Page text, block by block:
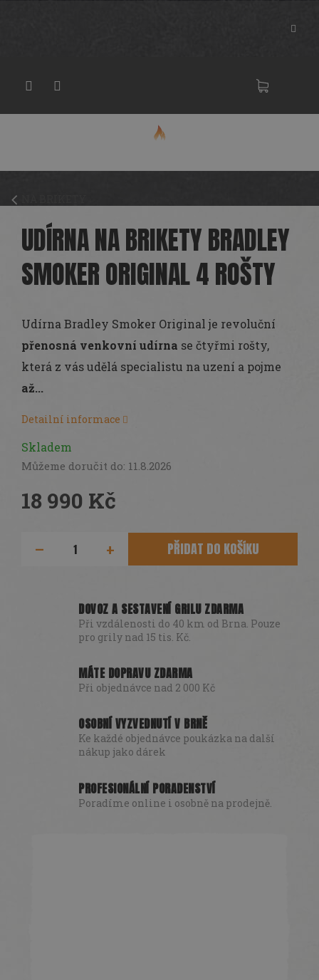
UDÍRNA NA BRIKETY BRADLEY
SMOKER ORIGINAL 4 ROŠTY
18 990 Kč
Skladem
Můžeme doručit do: 11.8.2026
PŘIDAT DO KOŠÍKU
Udírna Bradley Smoker Original je revoluční
přenosná venkovní udírna se čtyřmi rošty,
která z vás udělá specialistu na uzení a pojme
až...
Detailní informace
DOVOZ A SESTAVENÍ GRILU ZDARMA
Při vzdálenosti do 40 km od Brna. Pouze
pro grily nad 15 tis. Kč.
MÁTE DOPRAVU ZDARMA
Při objednávce nad 2 000 Kč
OSOBNÍ VYZVEDNUTÍ V BRNĚ
Ke každé objednávce poukázka na další
nákup jako dárek
PROFESIONÁLNÍ PORADENSTVÍ
Poradíme online i osobně na prodejně.